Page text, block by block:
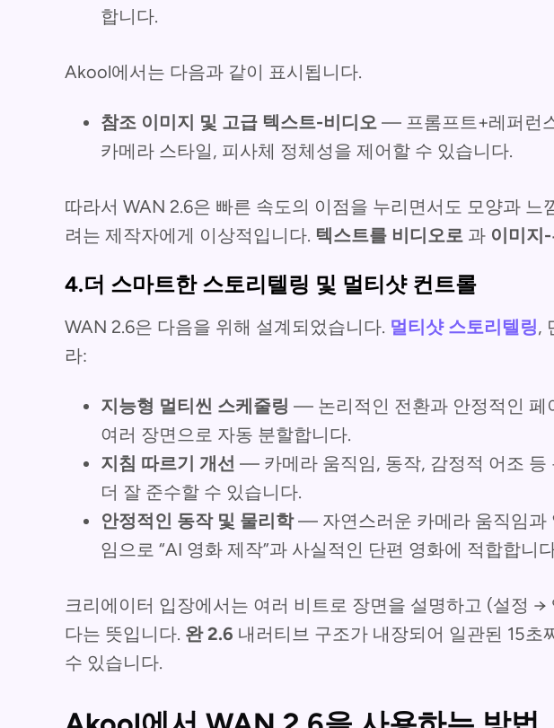
합니다.
Akool에서는 다음과 같이 표시됩니다.
참조 이미지 및 고급 텍스트-비디오 — 프롬프트+레퍼런
카메라 스타일, 피사체 정체성을 제어할 수 있습니다.
따라서 WAN 2.6은 빠른 속도의 이점을 누리면서도 모양과 느
려는 제작자에게 이상적입니다. 텍스트를 비디오로 과 이미지
4.더 스마트한 스토리텔링 및 멀티샷 컨트롤
WAN 2.6은 다음을 위해 설계되었습니다. 멀티샷 스토리텔링,
라:
지능형 멀티씬 스케줄링 — 논리적인 전환과 안정적인 페
여러 장면으로 자동 분할합니다.
지침 따르기 개선 — 카메라 움직임, 동작, 감정적 어조 등
더 잘 준수할 수 있습니다.
안정적인 동작 및 물리학— 자연스러운 카메라 움직임과
임으로 “AI 영화 제작”과 사실적인 단편 영화에 적합합니
크리에이터 입장에서는 여러 비트로 장면을 설명하고 (설정 →
다는 뜻입니다. 완 2.6 내러티브 구조가 내장되어 일관된 15초
수 있습니다.